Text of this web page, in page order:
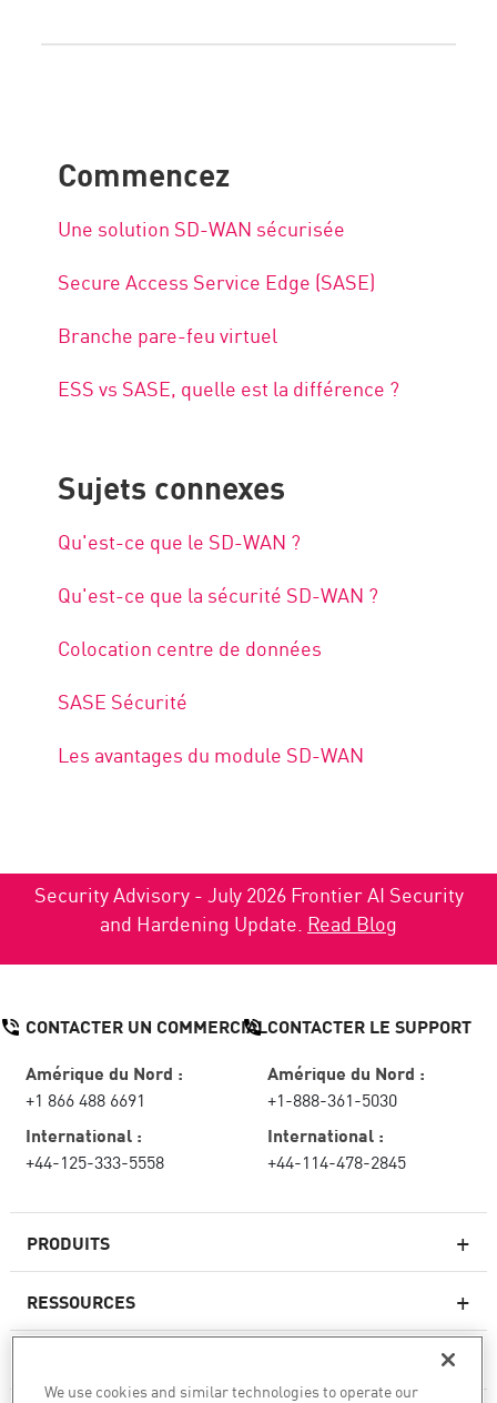
Commencez
Une solution SD-WAN sécurisée
Secure Access Service Edge (SASE)
Branche pare-feu virtuel
ESS vs SASE, quelle est la différence ?
Sujets connexes
Qu'est-ce que le SD-WAN ?
Qu'est-ce que la sécurité SD-WAN ?
Colocation centre de données
SASE Sécurité
Les avantages du module SD-WAN
Security Advisory - July 2026 Frontier AI Security
and Hardening Update. Read Blog
PRODUITS
Pare-feux de nouvelle génération
RESSOURCES
CONTACTER UN COMMERCIAL
Amérique du Nord :
+1 866 488 6691
International :
+44-125-333-5558
CONTACTER LE SUPPORT
Amérique du Nord :
+1-888-361-5030
International :
+44-114-478-2845
We use cookies and similar technologies to operate our